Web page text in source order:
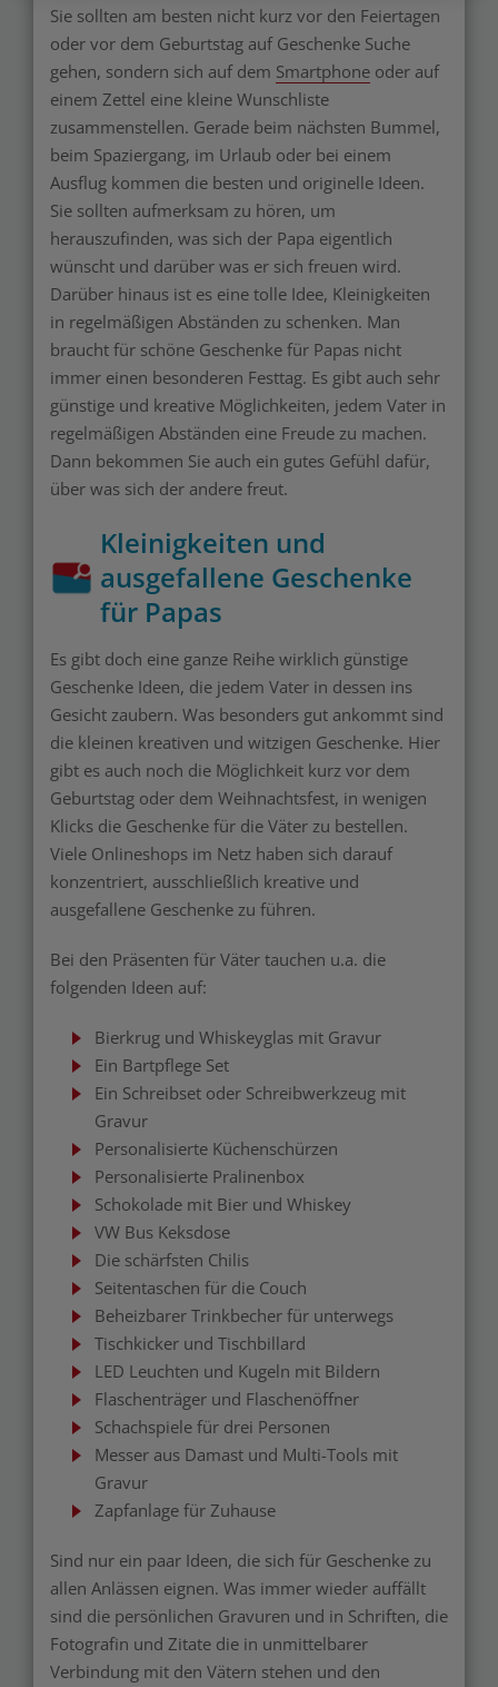
Sie sollten am besten nicht kurz vor den Feiertagen
oder vor dem Geburtstag auf Geschenke Suche
gehen, sondern sich auf dem Smartphone oder auf
einem Zettel eine kleine Wunschliste
zusammenstellen. Gerade beim nächsten Bummel,
beim Spaziergang, im Urlaub oder bei einem
Ausflug kommen die besten und originelle Ideen.
Sie sollten aufmerksam zu hören, um
herauszufinden, was sich der Papa eigentlich
wünscht und darüber was er sich freuen wird.
Darüber hinaus ist es eine tolle Idee, Kleinigkeiten
in regelmäßigen Abständen zu schenken. Man
braucht für schöne Geschenke für Papas nicht
immer einen besonderen Festtag. Es gibt auch sehr
günstige und kreative Möglichkeiten, jedem Vater in
regelmäßigen Abständen eine Freude zu machen.
Dann bekommen Sie auch ein gutes Gefühl dafür,
über was sich der andere freut.
Kleinigkeiten und
ausgefallene Geschenke
für Papas
Es gibt doch eine ganze Reihe wirklich günstige
Geschenke Ideen, die jedem Vater in dessen ins
Gesicht zaubern. Was besonders gut ankommt sind
die kleinen kreativen und witzigen Geschenke. Hier
gibt es auch noch die Möglichkeit kurz vor dem
Geburtstag oder dem Weihnachtsfest, in wenigen
Klicks die Geschenke für die Väter zu bestellen.
Viele Onlineshops im Netz haben sich darauf
konzentriert, ausschließlich kreative und
ausgefallene Geschenke zu führen.
Bei den Präsenten für Väter tauchen u.a. die
folgenden Ideen auf:
Bierkrug und Whiskeyglas mit Gravur
Ein Bartpflege Set
Ein Schreibset oder Schreibwerkzeug mit
Gravur
Personalisierte Küchenschürzen
Personalisierte Pralinenbox
Schokolade mit Bier und Whiskey
VW Bus Keksdose
Die schärfsten Chilis
Seitentaschen für die Couch
Beheizbarer Trinkbecher für unterwegs
Tischkicker und Tischbillard
LED Leuchten und Kugeln mit Bildern
Flaschenträger und Flaschenöffner
Schachspiele für drei Personen
Messer aus Damast und Multi-Tools mit
Gravur
Zapfanlage für Zuhause
Sind nur ein paar Ideen, die sich für Geschenke zu
allen Anlässen eignen. Was immer wieder auffällt
sind die persönlichen Gravuren und in Schriften, die
Fotografin und Zitate die in unmittelbarer
Verbindung mit den Vätern stehen und den